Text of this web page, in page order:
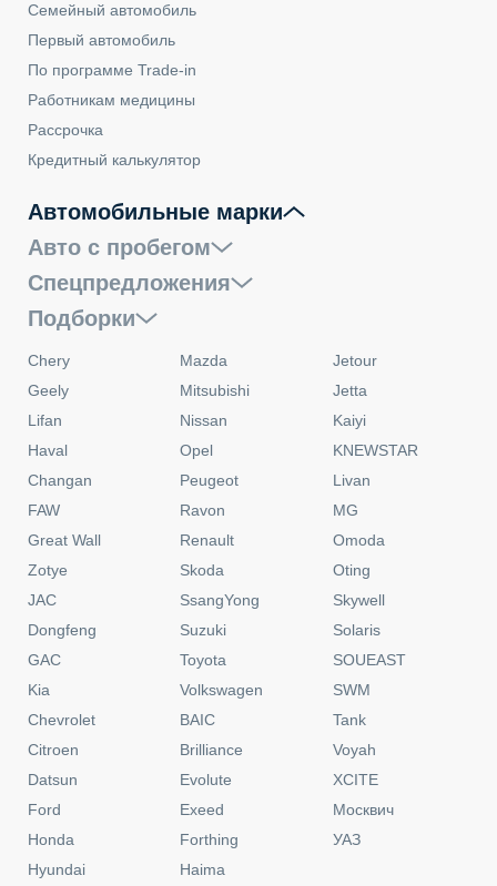
Семейный автомобиль
Первый автомобиль
По программе Trade-in
Работникам медицины
Рассрочка
Кредитный калькулятор
Автомобильные марки
Авто с пробегом
Спецпредложения
Подборки
Chery
Geely
Lifan
Haval
Changan
FAW
Great Wall
Zotye
JAC
Dongfeng
GAC
Kia
Chevrolet
Citroen
Datsun
Ford
Honda
Hyundai
Mazda
Mitsubishi
Nissan
Opel
Peugeot
Ravon
Renault
Skoda
SsangYong
Suzuki
Toyota
Volkswagen
BAIC
Brilliance
Evolute
Exeed
Forthing
Haima
Jetour
Jetta
Kaiyi
KNEWSTAR
Livan
MG
Omoda
Oting
Skywell
Solaris
SOUEAST
SWM
Tank
Voyah
XCITE
Москвич
УАЗ